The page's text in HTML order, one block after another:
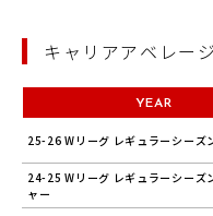
キャリアアベレージ
YEAR
25-26 Wリーグ レギュラーシーズ
24-25 Wリーグ レギュラーシーズ
ャー